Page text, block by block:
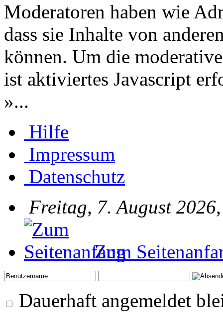
Moderatoren haben wie
dass sie Inhalte von
können. Um die
ist aktiviertes Javascript
»...
Hilfe
Impressum
Datenschutz
Freitag, 7. August
Zum
Dauerhaft angemeldet